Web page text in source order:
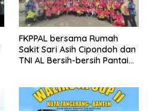
FKPPAL bersama Rumah
Sakit Sari Asih Cipondoh dan
TNI AL Bersih-bersih Pantai